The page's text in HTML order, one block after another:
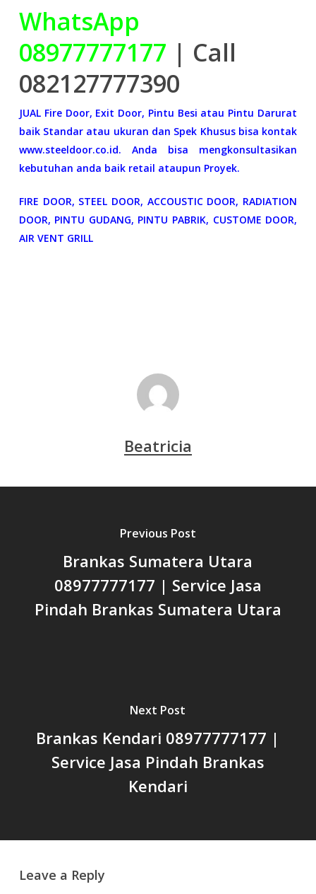
WhatsApp
08977777177 | Call
082127777390
JUAL Fire Door, Exit Door, Pintu Besi atau Pintu Darurat
baik Standar atau ukuran dan Spek Khusus bisa kontak
www.steeldoor.co.id. Anda bisa mengkonsultasikan
kebutuhan anda baik retail ataupun Proyek.
FIRE DOOR, STEEL DOOR, ACCOUSTIC DOOR, RADIATION
DOOR, PINTU GUDANG, PINTU PABRIK, CUSTOME DOOR,
AIR VENT GRILL
Beatricia
Previous Post
Brankas Sumatera Utara
08977777177 | Service Jasa
Pindah Brankas Sumatera Utara
Next Post
Brankas Kendari 08977777177 |
Service Jasa Pindah Brankas
Kendari
Leave a Reply